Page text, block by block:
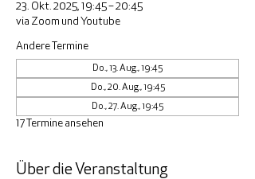
23. Okt. 2025, 19:45 – 20:45
via Zoom und Youtube
Andere Termine
Do., 13. Aug., 19:45
Do., 20. Aug., 19:45
Do., 27. Aug., 19:45
17 Termine ansehen
Über die Veranstaltung